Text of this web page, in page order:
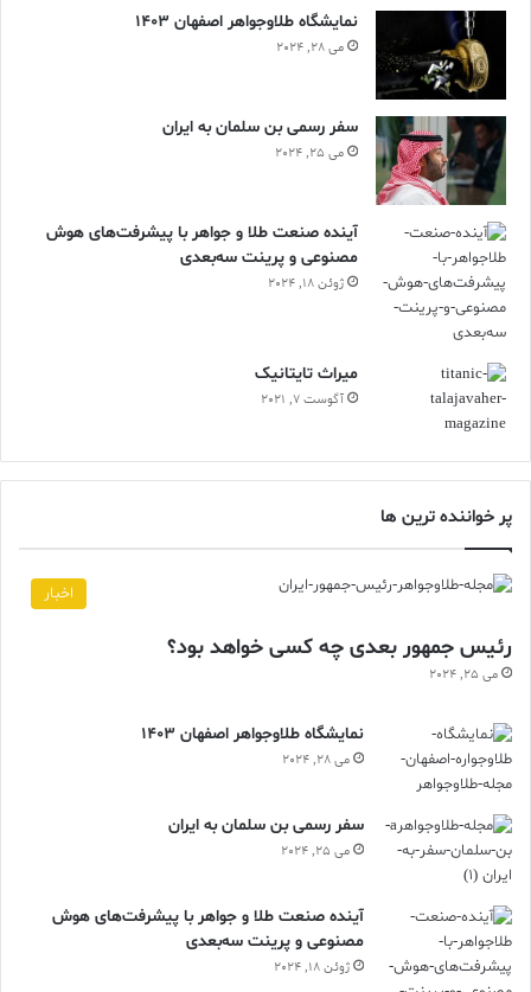
نمایشگاه طلاوجواهر اصفهان 1403
می 28, 2024
سفر رسمی بن سلمان به ایران
می 25, 2024
آینده صنعت طلا و جواهر با پیشرفت‌های هوش
مصنوعی و پرینت سه‌بعدی
ژوئن 18, 2024
ميراث تايتانيک
آگوست 7, 2021
پر خواننده ترین ها
اخبار
رئیس جمهور بعدی چه کسی خواهد بود؟
می 25, 2024
نمایشگاه طلاوجواهر اصفهان 1403
می 28, 2024
سفر رسمی بن سلمان به ایران
می 25, 2024
آینده صنعت طلا و جواهر با پیشرفت‌های هوش
مصنوعی و پرینت سه‌بعدی
ژوئن 18, 2024